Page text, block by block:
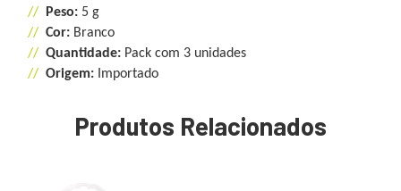
//
Peso: 5 g
// Cor: Branco
// Quantidade: Pack com 3 unidades
// Origem: Importado
Produtos Relacionados